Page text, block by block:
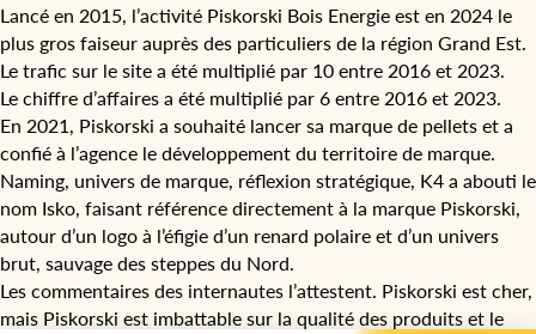
Lancé en 2015, l’activité Piskorski Bois Energie est en 2024 le
plus gros faiseur auprès des particuliers de la région Grand Est.
Le trafic sur le site a été multiplié par 10 entre 2016 et 2023.
Le chiffre d’affaires a été multiplié par 6 entre 2016 et 2023.
En 2021, Piskorski a souhaité lancer sa marque de pellets et a
confié à l’agence le développement du territoire de marque.
Naming, univers de marque, réflexion stratégique, K4 a abouti le
nom Isko, faisant référence directement à la marque Piskorski,
autour d’un logo à l’éfigie d’un renard polaire et d’un univers
brut, sauvage des steppes du Nord.
Les commentaires des internautes l’attestent. Piskorski est cher,
mais Piskorski est imbattable sur la qualité des produits et le